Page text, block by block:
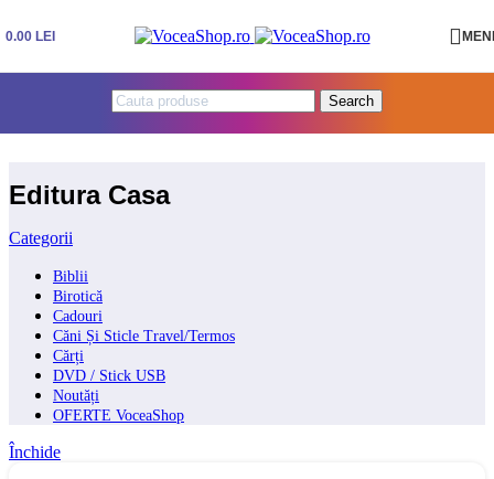
0.00 LEI
Search
Editura Casa
Categorii
Biblii
Birotică
Cadouri
Căni Și Sticle Travel/Termos
Cărți
DVD / Stick USB
Noutăți
OFERTE VoceaShop
Închide